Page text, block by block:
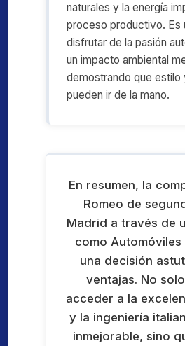
naturales y la energía
proceso productivo. Es
disfrutar de la pasión
un impacto ambiental
demostrando que estilo
pueden ir de la mano.
En resumen, la
Romeo de
Madrid a través de
como Automóviles
una decisión
ventajas. No
acceder a la
y la ingeniería
inmejorable, sino